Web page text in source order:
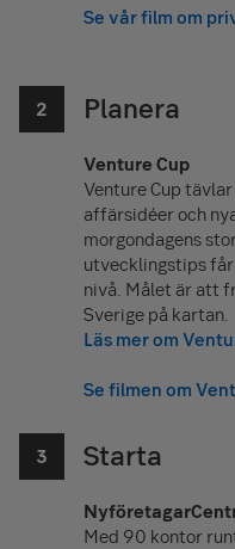
Se vår film om
Planera
Venture Cup
Venture Cup
affärsidéer och
morgondagens
utvecklingstips
nivå. Målet är att
Sverige på kartan.
Läs mer om
Se filmen om
Starta
Med 90 kontor